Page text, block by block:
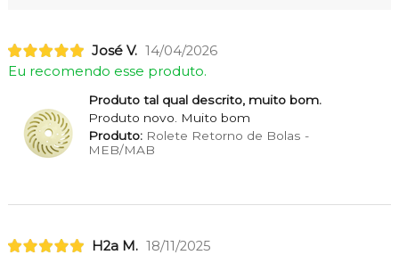
José V. 14/04/2026
Eu recomendo esse produto.
Produto tal qual descrito, muito bom.
Produto novo. Muito bom
Produto:Rolete Retorno de Bolas -
MEB/MAB
H2a M. 18/11/2025